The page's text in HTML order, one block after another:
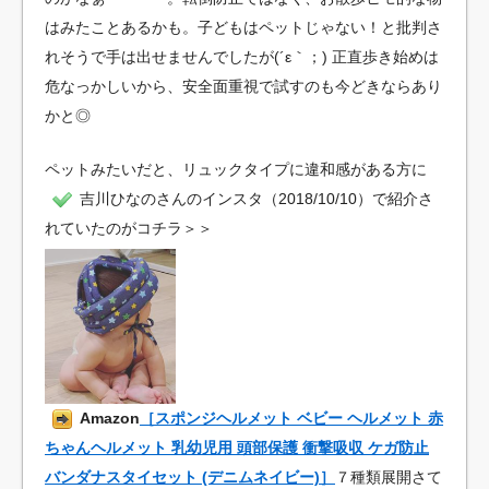
はみたことあるかも。子どもはペットじゃない！と批判さ
れそうで手は出せませんでしたが(´ε｀；) 正直歩き始めは
危なっかしいから、安全面重視で試すのも今どきならあり
かと◎
ペットみたいだと、リュックタイプに違和感がある方に
吉川ひなのさんのインスタ（2018/10/10）で紹介さ
れていたのがコチラ＞＞
Amazon ［スポンジヘルメット ベビー ヘルメット 赤
ちゃんヘルメット 乳幼児用 頭部保護 衝撃吸収 ケガ防止
バンダナスタイセット (デニムネイビー)］
７種類展開さて